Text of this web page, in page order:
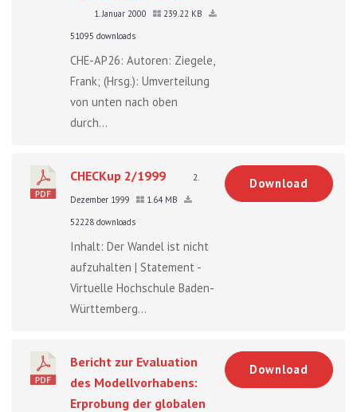
1. Januar 2000
239.22 KB
51095 downloads
CHE-AP26: Autoren: Ziegele,
Frank; (Hrsg.): Umverteilung
von unten nach oben
durch...
CHECKup 2/1999
2.
Dezember 1999
1.64 MB
52228 downloads
Inhalt: Der Wandel ist nicht
aufzuhalten | Statement -
Virtuelle Hochschule Baden-
Württemberg...
Download
Bericht zur Evaluation
des Modellvorhabens:
Erprobung der globalen
Download